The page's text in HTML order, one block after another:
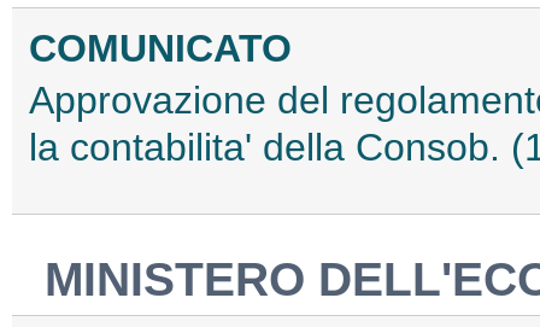
COMUNICATO
Approvazione del
la contabilita' della Consob.
MINISTERO